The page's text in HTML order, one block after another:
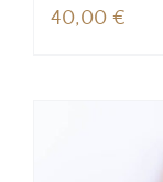
40,00 €